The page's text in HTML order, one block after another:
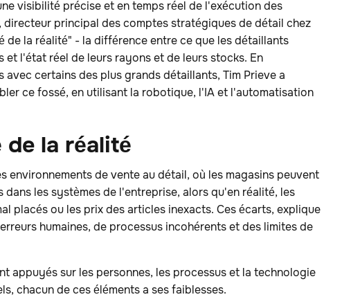
visibilité précise et en temps réel de l'exécution des
directeur principal des comptes stratégiques de détail chez
de la réalité" - la différence entre ce que les détaillants
et l'état réel de leurs rayons et de leurs stocks. En
certains des plus grands détaillants, Tim Prieve a
ce fossé, en utilisant la robotique, l'IA et l'automatisation
de la réalité‍
environnements de vente au détail, où les magasins peuvent
les systèmes de l'entreprise, alors qu'en réalité, les
placés ou les prix des articles inexacts. Ces écarts, explique
humaines, de processus incohérents et des limites de
appuyés sur les personnes, les processus et la technologie
chacun de ces éléments a ses faiblesses.